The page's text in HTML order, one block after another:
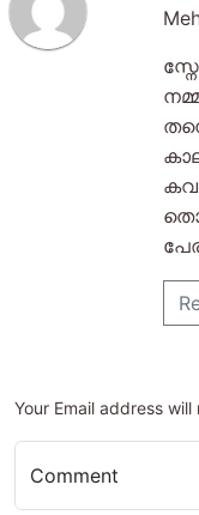
Your Email address
Comment